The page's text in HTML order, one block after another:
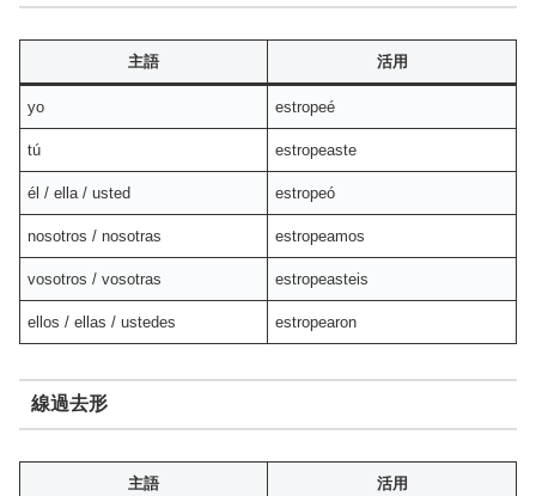
主語 活用
yo estropeé
tú estropeaste
él / ella / usted estropeó
nosotros / nosotras estropeamos
vosotros / vosotras estropeasteis
ellos / ellas / ustedes estropearon
線過去形
主語 活用